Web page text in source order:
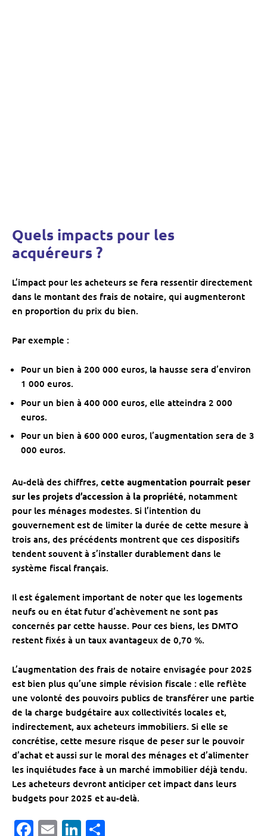
Quels impacts pour les
acquéreurs ?
L’impact pour les acheteurs se fera ressentir directement
dans le montant des frais de notaire, qui augmenteront
en proportion du prix du bien.
Par exemple :
Pour un bien à 200 000 euros, la hausse sera d’environ
1 000 euros.
Pour un bien à 400 000 euros, elle atteindra 2 000
euros.
Pour un bien à 600 000 euros, l’augmentation sera de 3
000 euros.
Au-delà des chiffres, cette augmentation pourrait peser
sur les projets d’accession à la propriété, notamment
pour les ménages modestes. Si l’intention du
gouvernement est de limiter la durée de cette mesure à
trois ans, des précédents montrent que ces dispositifs
tendent souvent à s’installer durablement dans le
système fiscal français.
Il est également important de noter que les logements
neufs ou en état futur d’achèvement ne sont pas
concernés par cette hausse. Pour ces biens, les DMTO
restent fixés à un taux avantageux de 0,70 %.
L’augmentation des frais de notaire envisagée pour 2025
est bien plus qu’une simple révision fiscale : elle reflète
une volonté des pouvoirs publics de transférer une partie
de la charge budgétaire aux collectivités locales et,
indirectement, aux acheteurs immobiliers. Si elle se
concrétise, cette mesure risque de peser sur le pouvoir
d’achat et aussi sur le moral des ménages et d’alimenter
les inquiétudes face à un marché immobilier déjà tendu.
Les acheteurs devront anticiper cet impact dans leurs
budgets pour 2025 et au-delà.
Facebook
EmailLinkedIn